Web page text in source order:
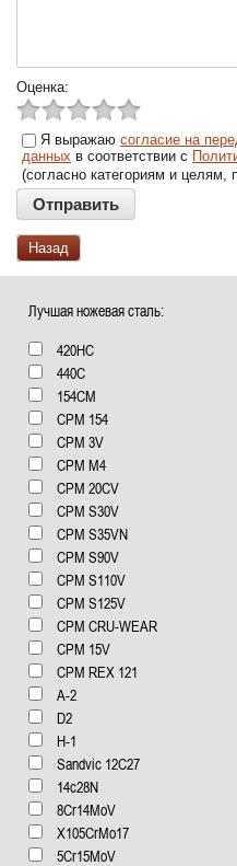
Оценка:
Я выражаю согласие на
данных в соответствии с
(согласно категориям и
Назад
Лучшая ножевая сталь:
420HC
440C
154СМ
CPM 154
CPM 3V
CPM M4
CPM 20CV
CPM S30V
CPM S35VN
CPM S90V
CPM S110V
CPM S125V
CPM CRU-WEAR
CPM 15V
CPM REX 121
А-2
D2
H-1
Sandvic 12C27
14c28N
8Cr14MoV
X105CrMo17
5Cr15MoV